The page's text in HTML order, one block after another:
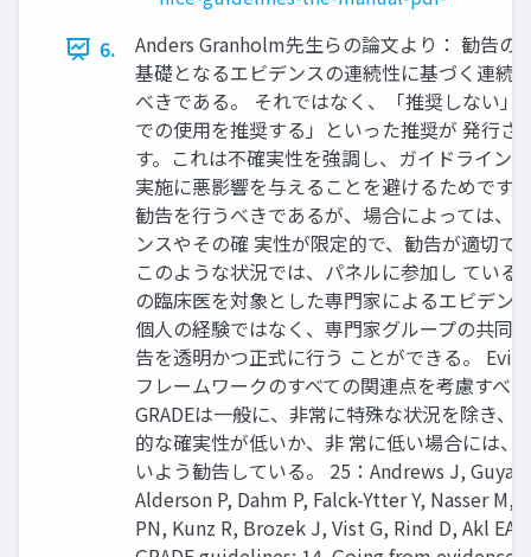
6.
Anders Granholm先生らの論文より： 勧告の
基礎となるエビデンスの連続性に基づく連続
べきである。 それではなく、「推奨しない」
での使用を推奨する」といった推奨が 発行さ
す。これは不確実性を強調し、ガイドライン
実施に悪影響を与えることを避けるためです
勧告を行うべきであるが、場合によっては、
ンスやその確 実性が限定的で、勧告が適切で
このような状況では、パネルに参加し ている
の臨床医を対象とした専門家によるエビデン
個人の経験ではなく、専門家グループの共同
告を透明かつ正式に行う ことができる。
フレームワークのすべての関連点を考慮すべ
GRADEは一般に、非常に特殊な状況を除き、
的な確実性が低いか、非 常に低い場合には、
いよう勧告している。 25：Andrews J,
Alderson P, Dahm P, Falck-Ytter Y, Nasser M,
PN, Kunz R, Brozek J, Vist G, Rind D, Akl